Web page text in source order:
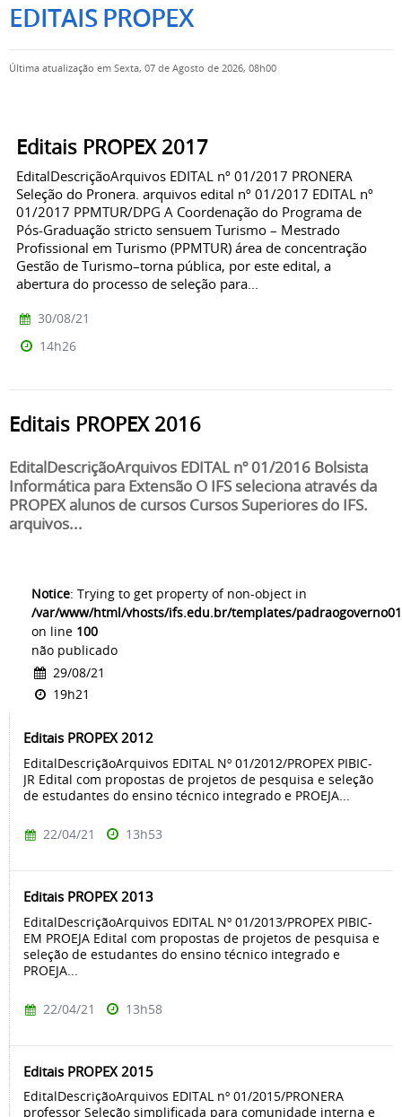
EDITAIS PROPEX
Última atualização em Sexta, 07 de Agosto de 2026, 08h00
Editais PROPEX 2017
EditalDescriçãoArquivos EDITAL nº 01/2017 PRONERA
Seleção do Pronera. arquivos edital nº 01/2017 EDITAL nº
01/2017 PPMTUR/DPG A Coordenação do Programa de
Pós-Graduação stricto sensuem Turismo – Mestrado
Profissional em Turismo (PPMTUR) área de concentração
Gestão de Turismo–torna pública, por este edital, a
abertura do processo de seleção para...
30/08/21
14h26
Editais PROPEX 2016
EditalDescriçãoArquivos EDITAL nº 01/2016 Bolsista
Informática para Extensão O IFS seleciona através da
PROPEX alunos de cursos Cursos Superiores do IFS.
arquivos...
Notice: Trying to get property of non-object in
/var/www/html/vhosts/ifs.edu.br/templates/
on line 100
não publicado
29/08/21
19h21
Editais PROPEX 2012
EditalDescriçãoArquivos EDITAL Nº 01/2012/PROPEX PIBIC-
JR Edital com propostas de projetos de pesquisa e seleção
de estudantes do ensino técnico integrado e PROEJA...
22/04/21 13h53
Editais PROPEX 2013
EditalDescriçãoArquivos EDITAL Nº 01/2013/PROPEX PIBIC-
EM PROEJA Edital com propostas de projetos de pesquisa e
seleção de estudantes do ensino técnico integrado e
PROEJA...
22/04/21 13h58
Editais PROPEX 2015
EditalDescriçãoArquivos EDITAL nº 01/2015/PRONERA
professor Seleção simplificada para comunidade interna e